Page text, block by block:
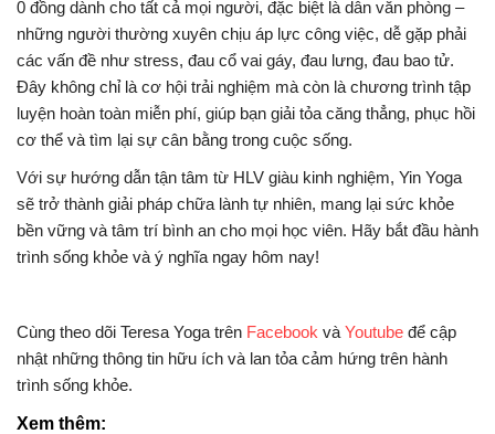
0 đồng dành cho tất cả mọi người, đặc biệt là dân văn phòng –
những người thường xuyên chịu áp lực công việc, dễ gặp phải
các vấn đề như stress, đau cổ vai gáy, đau lưng, đau bao tử.
Đây không chỉ là cơ hội trải nghiệm mà còn là chương trình tập
luyện hoàn toàn miễn phí, giúp bạn giải tỏa căng thẳng, phục hồi
cơ thể và tìm lại sự cân bằng trong cuộc sống.
Với sự hướng dẫn tận tâm từ HLV giàu kinh nghiệm, Yin Yoga
sẽ trở thành giải pháp chữa lành tự nhiên, mang lại sức khỏe
bền vững và tâm trí bình an cho mọi học viên. Hãy bắt đầu hành
trình sống khỏe và ý nghĩa ngay hôm nay!
Cùng theo dõi Teresa Yoga trên Facebook và Youtube để cập
nhật những thông tin hữu ích và lan tỏa cảm hứng trên hành
trình sống khỏe.
Xem thêm: